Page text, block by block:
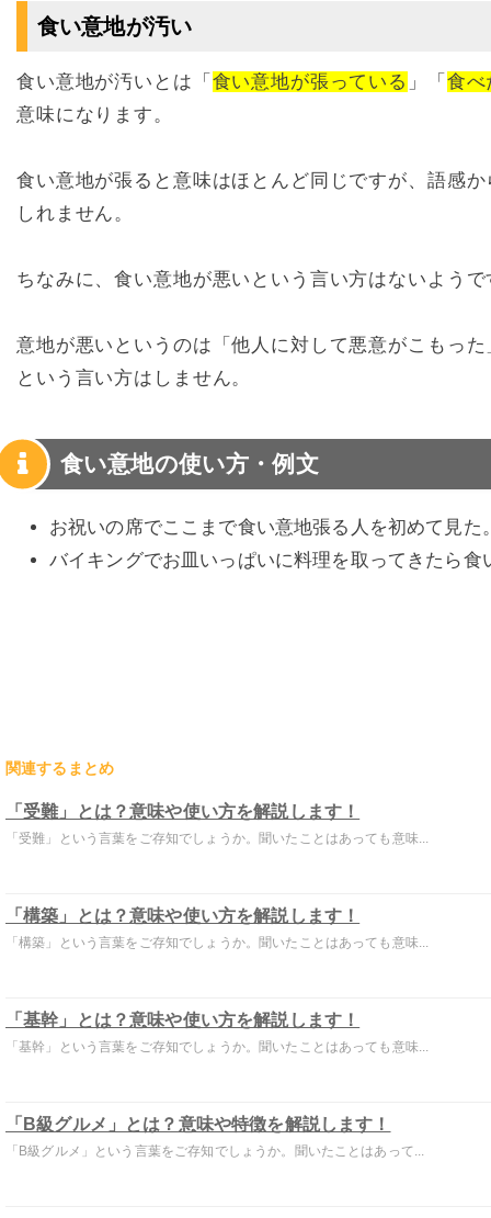
食い意地が汚い
食い意地が汚いとは「 食い意地が張っている 」「 食べ
意味になります。
食い意地が張ると意味はほとんど同じですが、語感
しれません。
ちなみに、食い意地が悪いという言い方はないようで
意地が悪いというのは「他人に対して悪意がこもっ
という言い方はしません。
食い意地の使い方・例文
お祝いの席でここまで食い意地張る人を初めて見た
バイキングでお皿いっぱいに料理を取ってきたら
関連するまとめ
「受難」とは？意味や使い方を解説します！
「受難」という言葉をご存知でしょうか。聞いたことはあっても意味...
「構築」とは？意味や使い方を解説します！
「構築」という言葉をご存知でしょうか。聞いたことはあっても意味...
「基幹」とは？意味や使い方を解説します！
「基幹」という言葉をご存知でしょうか。聞いたことはあっても意味...
「B級グルメ」とは？意味や特徴を解説します！
「B級グルメ」という言葉をご存知でしょうか。聞いたことはあって...